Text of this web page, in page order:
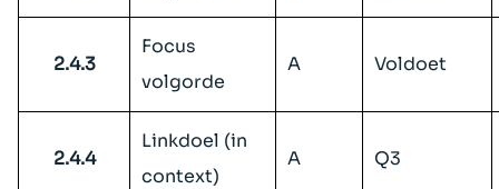
2.4.3
Focus
volgorde
A Voldoet
2.4.4
Linkdoel (in
context)
A Q3